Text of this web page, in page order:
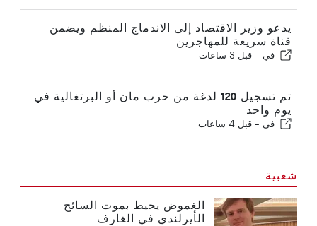
يدعو وزير الاقتصاد إلى الاندماج المنظم ويضمن
قناة سريعة للمهاجرين
في - قبل 3 ساعات
تم تسجيل 120 لدغة من حرب مان أو البرتغالية في
يوم واحد
في - قبل 4 ساعات
شعبية
الغموض يحيط بموت السائح
الأيرلندي في الغارف